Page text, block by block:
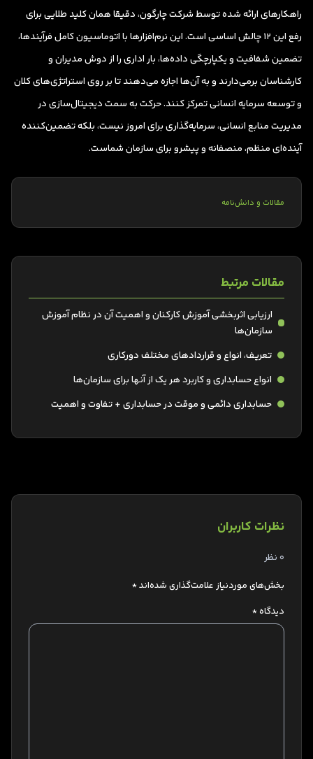
راهکارهای ارائه شده توسط شرکت چارگون، دقیقا همان کلید طلایی برای
رفع این ۱۲ چالش اساسی است. این نرم‌افزارها با اتوماسیون کامل فرآیندها،
تضمین شفافیت و یکپارچگی داده‌ها، بار اداری را از دوش مدیران و
کارشناسان برمی‌دارند و به آن‌ها اجازه می‌دهند تا بر روی استراتژی‌های کلان
و توسعه سرمایه انسانی تمرکز کنند. حرکت به سمت دیجیتال‌سازی در
مدیریت منابع انسانی، سرمایه‌گذاری برای امروز نیست، بلکه تضمین‌کننده
آینده‌ای منظم، منصفانه و پیشرو برای سازمان شماست.
مقالات و دانش‌نامه
مقالات مرتبط
ارزیابی اثربخشی آموزش کارکنان و اهمیت آن در نظام آموزش
سازمان‌ها
تعریف، انواع و قراردادهای مختلف دورکاری
انواع حسابداری و کاربرد هر یک از آنها برای سازمان‌ها
حسابداری دائمی و موقت در حسابداری + تفاوت و اهمیت
نظرات کاربران
0 نظر
بخش‌های موردنیاز علامت‌گذاری شده‌اند*
دیدگاه*